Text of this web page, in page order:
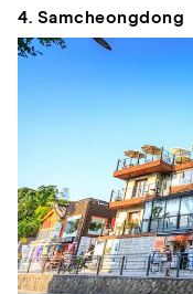
4. Samcheongdong